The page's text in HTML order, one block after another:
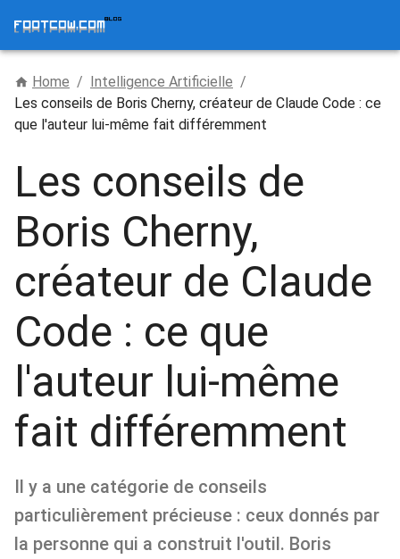
Home / Intelligence Artificielle /
Les conseils de Boris Cherny, créateur de Claude Code : ce
que l'auteur lui-même fait différemment
Les conseils de
Boris Cherny,
créateur de Claude
Code : ce que
l'auteur lui-même
fait différemment
Il y a une catégorie de conseils
particulièrement précieuse : ceux donnés par
la personne qui a construit l'outil. Boris